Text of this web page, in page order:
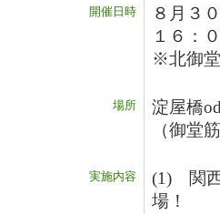
開催日時
８月３
１６：
※北御
場所
淀屋橋
（御堂
実施内容
(1) 関西
場！